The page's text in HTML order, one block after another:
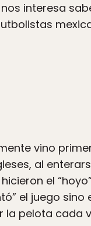
interesa
vino
al
el
el juego sino
la pelota cada